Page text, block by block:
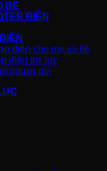
BÉ
ĐIỆN
điện cho mẹ và bé
điện trợ lực
người già